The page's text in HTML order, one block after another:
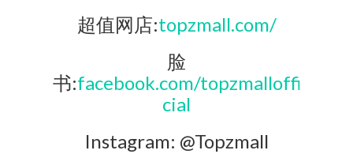
超值网店:topzmall.com/
脸
书:facebook.com/topzmalloffi
cial
Instagram: @Topzmall